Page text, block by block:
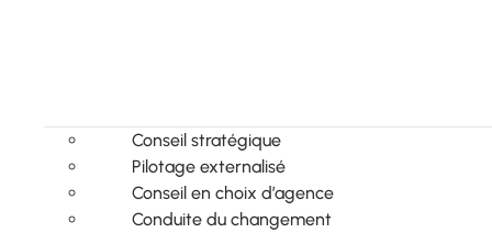
Conseil stratégique
Pilotage externalisé
Conseil en choix d’agence
Conduite du changement